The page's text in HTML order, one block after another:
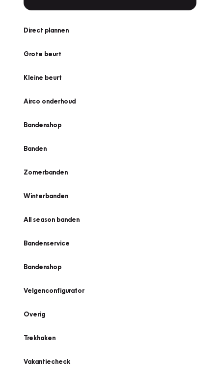
Direct plannen
Grote beurt
Kleine beurt
Airco onderhoud
Bandenshop
Banden
Zomerbanden
Winterbanden
All season banden
Bandenservice
Bandenshop
Velgenconfigurator
Overig
Trekhaken
Vakantiecheck